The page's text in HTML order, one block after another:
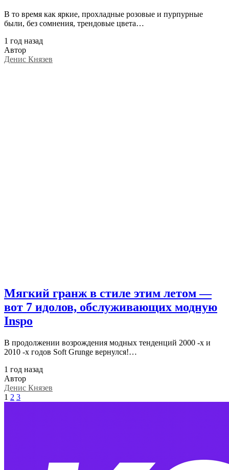
В то время как яркие, прохладные розовые и пурпурные
были, без сомнения, трендовые цвета…
1 год назад
Автор
Денис Князев
Мягкий гранж в стиле этим летом —
вот 7 идолов, обслуживающих модную
Inspo
В продолжении возрождения модных тенденций 2000 -х и
2010 -х годов Soft Grunge вернулся!…
1 год назад
Автор
Денис Князев
1 2 3